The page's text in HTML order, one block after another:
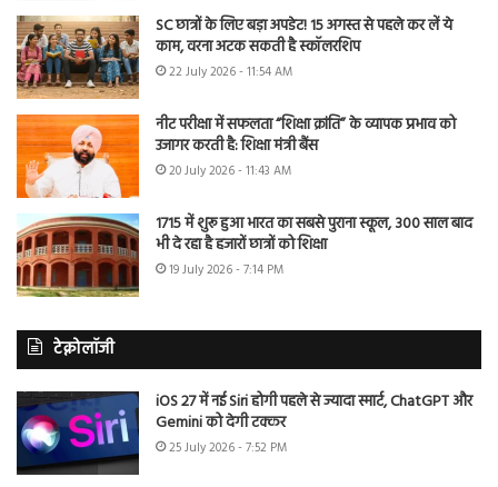
SC छात्रों के लिए बड़ा अपडेट! 15 अगस्त से पहले कर लें ये
काम, वरना अटक सकती है स्कॉलरशिप
22 July 2026 - 11:54 AM
नीट परीक्षा में सफलता “शिक्षा क्रांति” के व्यापक प्रभाव को
उजागर करती है: शिक्षा मंत्री बैंस
20 July 2026 - 11:43 AM
1715 में शुरू हुआ भारत का सबसे पुराना स्कूल, 300 साल बाद
भी दे रहा है हजारों छात्रों को शिक्षा
19 July 2026 - 7:14 PM
टेक्नोलॉजी
iOS 27 में नई Siri होगी पहले से ज्यादा स्मार्ट, ChatGPT और
Gemini को देगी टक्कर
25 July 2026 - 7:52 PM